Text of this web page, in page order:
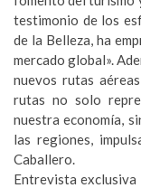
testimonio de los
de la Belleza, ha
mercado global».
nuevos rutas
rutas no solo
nuestra economía,
las regiones,
Caballero.
Entrevista